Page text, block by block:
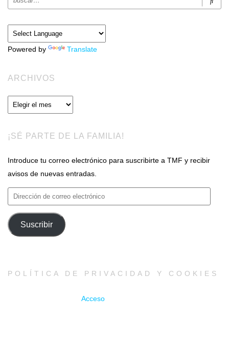
Powered by Translate
ARCHIVOS
Archivos
¡SÉ PARTE DE LA FAMILIA!
Introduce tu correo electrónico para suscribirte a TMF y recibir
avisos de nuevas entradas.
Dirección
de
correo
electrónico
Suscribir
POLÍTICA DE PRIVACIDAD Y COOKIES
Acceso